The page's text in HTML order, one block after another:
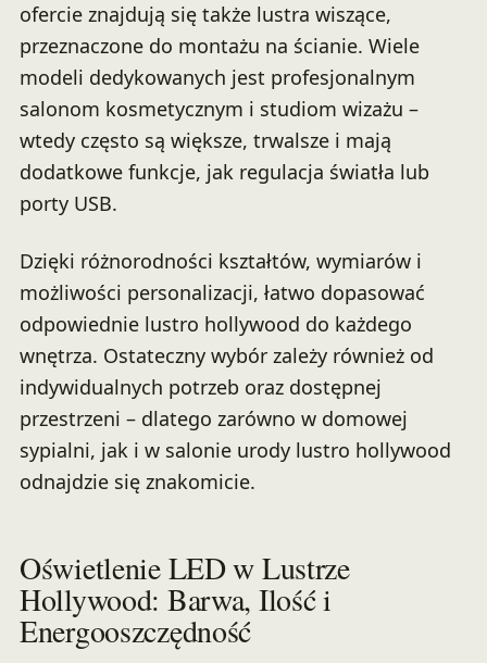
ofercie znajdują się także lustra wiszące,
przeznaczone do montażu na ścianie. Wiele
modeli dedykowanych jest profesjonalnym
salonom kosmetycznym i studiom wizażu –
wtedy często są większe, trwalsze i mają
dodatkowe funkcje, jak regulacja światła lub
porty USB.
Dzięki różnorodności kształtów, wymiarów i
możliwości personalizacji, łatwo dopasować
odpowiednie lustro hollywood do każdego
wnętrza. Ostateczny wybór zależy również od
indywidualnych potrzeb oraz dostępnej
przestrzeni – dlatego zarówno w domowej
sypialni, jak i w salonie urody lustro hollywood
odnajdzie się znakomicie.
Oświetlenie LED w Lustrze
Hollywood: Barwa, Ilość i
Energooszczędność